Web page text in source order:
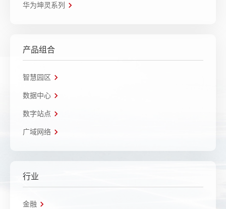
华为坤灵系列
产品组合
智慧园区
数据中心
数字站点
广域网络
行业
金融